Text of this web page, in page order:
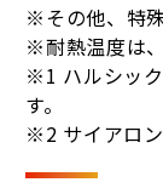
※その他、特
※耐熱温度は
※1 ハルシッ
す。
※2 サイアロン